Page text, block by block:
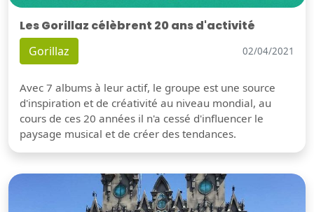
Les Gorillaz célèbrent 20 ans d'activité
Gorillaz 02/04/2021
Avec 7 albums à leur actif, le groupe est une source
d'inspiration et de créativité au niveau mondial, au
cours de ces 20 années il n'a cessé d'influencer le
paysage musical et de créer des tendances.